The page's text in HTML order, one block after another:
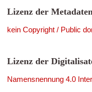
Lizenz der
kein Copyright / Public
Lizenz der
Namensnennung 4.0